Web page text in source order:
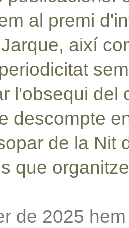
al premi
així
l'obsequi del
descompte
de la Nit
que
de 2025